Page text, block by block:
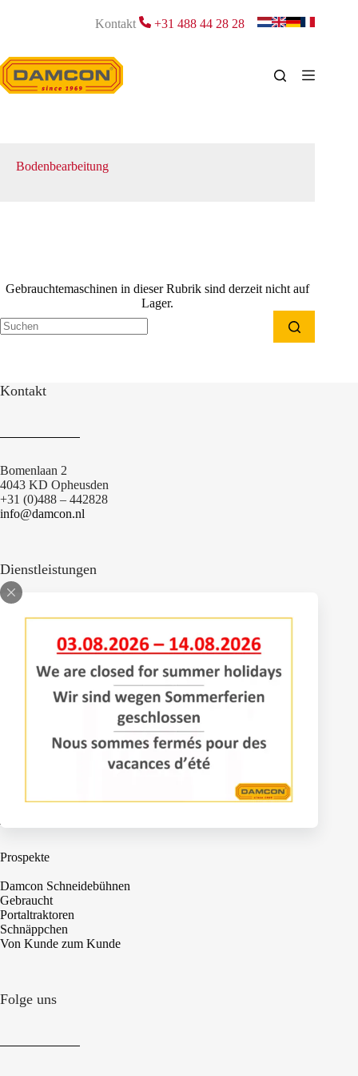
Kontakt +31 488 44 28 28
Bodenbearbeitung
Gebrauchtemaschinen in dieser Rubrik sind derzeit nicht auf
Lager.
Keine
Kontakt
Bomenlaan 2
4043 KD Opheusden
+31 (0)488 – 442828
info@damcon.nl
Dienstleistungen
Anpassungen
Engineering
Ersatzteile
Reparaturwerkstatt
Sprühgerätprüfung Alleebaumsprühgeräte
Prospekte
Damcon Schneidebühnen
Gebraucht
Portaltraktoren
Schnäppchen
Von Kunde zum Kunde
Folge uns